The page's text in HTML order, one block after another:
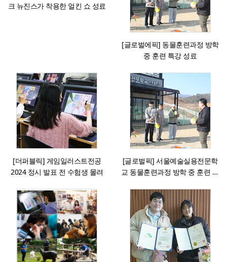
크 뉴진스가 착용한 얼킨 쇼 성료
[글로벌에픽] 동물훈련과정 방학
중 훈련 특강 성료
[더퍼블릭] 게임일러스트전공
2024 정시 발표 전 수험생 몰려
[글로벌픽] 서울예술실용전문학
교 동물훈련과정 방학 중 훈련 특